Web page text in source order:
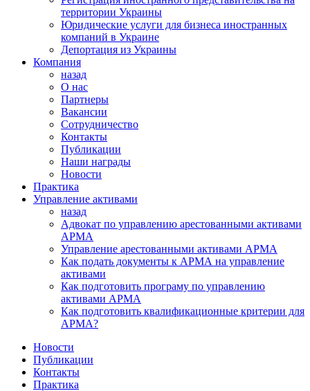
территории Украины
Юридические услуги для бизнеса иностранных
компаний в Украине
Депортация из Украины
Компания
назад
О нас
Партнеры
Вакансии
Сотрудничество
Контакты
Публикации
Наши награды
Новости
Практика
Управление активами
назад
Адвокат по управлению арестованными активами
АРМА
Управление арестованными активами АРМА
Как подать документы к АРМА на управление
активами
Как подготовить програму по управлению
активами АРМА
Как подготовить квалификационные критерии для
АРМА?
Новости
Публикации
Контакты
Практика